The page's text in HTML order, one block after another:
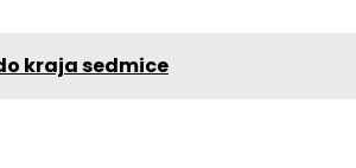
kraja sedmice